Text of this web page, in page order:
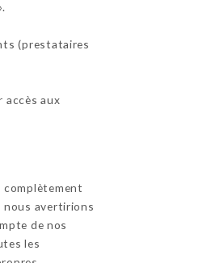
(prestataires
accès aux
nous avertirions
de nos
les